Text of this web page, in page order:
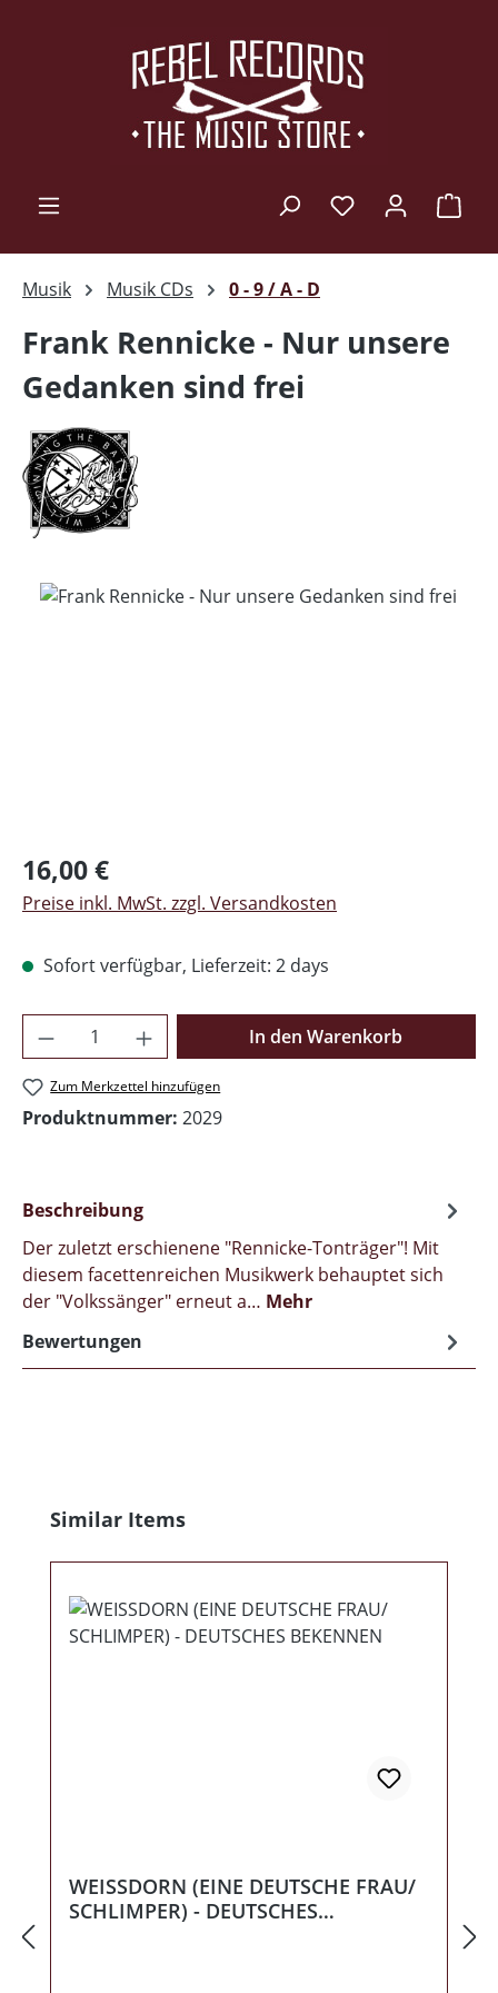
Musik Musik CDs 0 - 9 / A - D
Frank Rennicke - Nur unsere
Gedanken sind frei
Regulärer Preis:
16,00 €
Preise inkl. MwSt. zzgl. Versandkosten
Sofort verfügbar, Lieferzeit: 2 days
Produkt Anzahl: Gib den gewünschten
In den Warenkorb
Zum Merkzettel hinzufügen
Produktnummer: 2029
Beschreibung
Der zuletzt erschienene "Rennicke-Tonträger"! Mit
diesem facettenreichen Musikwerk behauptet sich
der "Volkssänger" erneut a… Mehr
Bewertungen
Produktgalerie überspringen
Similar Items
WEISSDORN (EINE DEUTSCHE FRAU/
SCHLIMPER) - DEUTSCHES